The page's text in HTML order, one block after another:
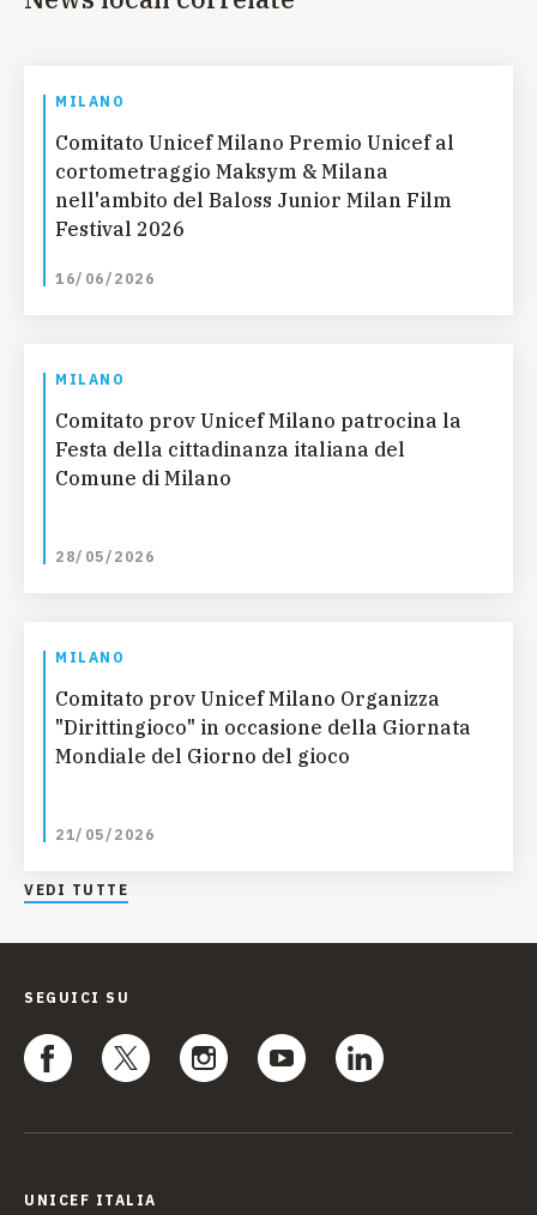
MILANO
Comitato Unicef Milano Premio Unicef al
cortometraggio Maksym & Milana
nell'ambito del Baloss Junior Milan Film
Festival 2026
16/06/2026
MILANO
Comitato prov Unicef Milano patrocina la
Festa della cittadinanza italiana del
Comune di Milano
28/05/2026
MILANO
Comitato prov Unicef Milano Organizza
"Dirittingioco" in occasione della Giornata
Mondiale del Giorno del gioco
21/05/2026
VEDI TUTTE
SEGUICI SU
UNICEF ITALIA